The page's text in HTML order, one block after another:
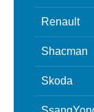
Renault
Shacman
Skoda